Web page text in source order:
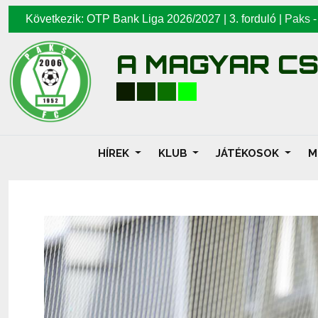
Következik: OTP Bank Liga 2026/2027 | 3. forduló | Paks
A MAGYAR
HÍREK KLUB JÁTÉKOSOK